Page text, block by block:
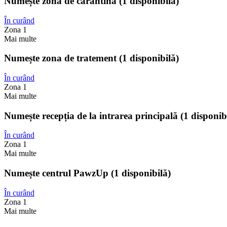
În curând
Zona 1
Mai multe
Numește zona de tratement (1 disponibilă)
În curând
Zona 1
Mai multe
Numește recepția de la intrarea principală (1
În curând
Zona 1
Mai multe
Numește centrul PawzUp (1 disponibilă)
În curând
Zona 1
Mai multe